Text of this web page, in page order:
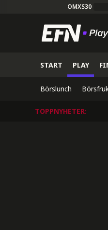
OMXS30
START PLAY
Börslunch
TOPPNYHETER: